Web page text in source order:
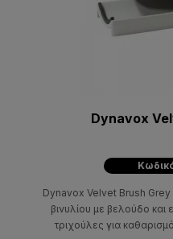
Dynavox
Dynavox Velvet Brush Grey
βινυλίου με βελούδο και
τριχούλες για